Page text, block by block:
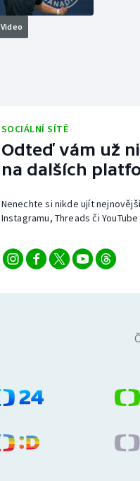
Video
SOCIÁLNÍ SÍTĚ
Odteď vám už
na dalších
Nenechte si nikde ujít
Instagramu, Threads či